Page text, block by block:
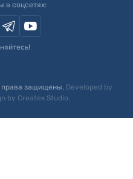
в соцсетях:
защищены. Developed by
by Createx Studio.